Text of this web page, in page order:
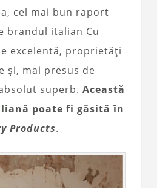
cel mai bun raport
brandul italian Cu
excelentă, proprietăți
și, mai presus de
superb. Această
poate fi găsită în
Products.